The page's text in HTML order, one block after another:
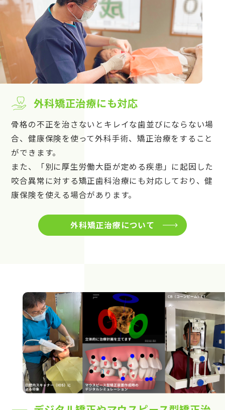
外科矯正治療にも対応
骨格の不正を治さないとキレイな歯並びにならない場
合、健康保険を使って外科手術、矯正治療をすること
ができます。
また、「別に厚生労働大臣が定める疾患」に起因した
咬合異常に対する矯正歯科治療にも対応しており、健
康保険を使える場合があります。
外科矯正治療について